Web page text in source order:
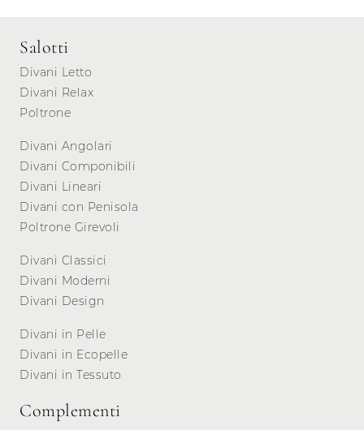
Salotti
Divani Letto
Divani Relax
Poltrone
Divani Angolari
Divani Componibili
Divani Lineari
Divani con Penisola
Poltrone Girevoli
Divani Classici
Divani Moderni
Divani Design
Divani in Pelle
Divani in Ecopelle
Divani in Tessuto
Complementi